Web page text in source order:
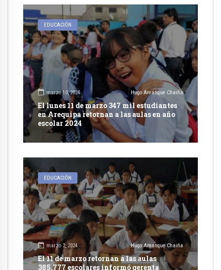
EDUCACIÓN
marzo 10, 2024 Hugo Amanque Chaiña
El lunes 11 de marzo 347 mil estudiantes
en Arequipa retornan a las aulas en año
escolar 2024
EDUCACIÓN
marzo 2, 2024 Hugo Amanque Chaiña
El 11 de marzo retornan a las aulas
385,777 escolares informó gerenta